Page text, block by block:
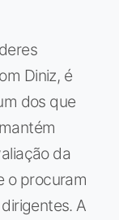
Diniz, é
dos que
da
o procuram
A